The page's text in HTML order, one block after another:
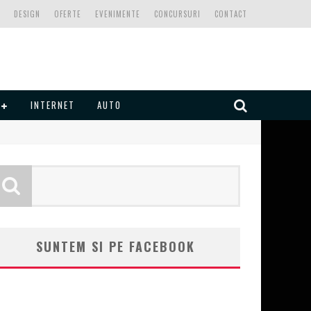
CONTACT
CONCURSURI
EVENIMENTE
OFERTE
DESIGN
INTERNET AUTO
SUNTEM SI PE FACEBOOK